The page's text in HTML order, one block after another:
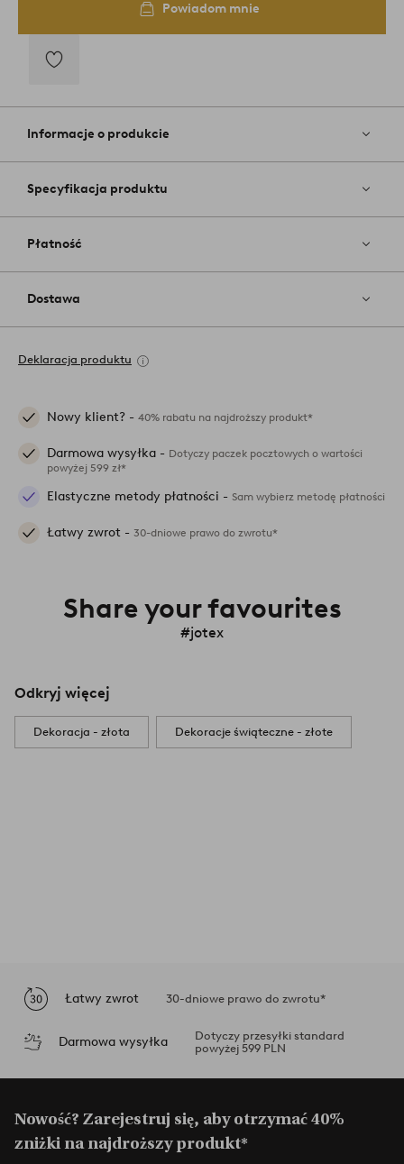
Powiadom mnie
do
ulubionych
Informacje o produkcie
Specyfikacja produktu
Płatność
Dostawa
Deklaracja produktu
Nowy klient? - 40% rabatu na najdroższy produkt*
Darmowa wysyłka - Dotyczy paczek pocztowych o wartości
powyżej 599 zł*
Elastyczne metody płatności - Sam wybierz metodę płatności
Łatwy zwrot - 30-dniowe prawo do zwrotu*
Share your favourites
#jotex
Odkryj więcej
Dekoracja - złota Dekoracje świąteczne - złote
Łatwy zwrot 30-dniowe prawo do zwrotu*
Darmowa wysyłka
Dotyczy przesyłki standard
powyżej 599 PLN
Nowość? Zarejestruj się, aby otrzymać 40%
zniżki na najdroższy produkt*